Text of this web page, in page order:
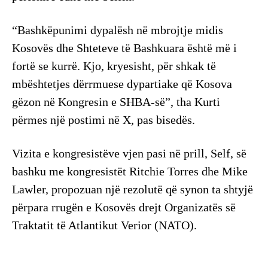
“Bashkëpunimi dypalësh në mbrojtje midis
Kosovës dhe Shteteve të Bashkuara është më i
fortë se kurrë. Kjo, kryesisht, për shkak të
mbështetjes dërrmuese dypartiake që Kosova
gëzon në Kongresin e SHBA-së”, tha Kurti
përmes një postimi në X, pas bisedës.
Vizita e kongresistëve vjen pasi në prill, Self, së
bashku me kongresistët Ritchie Torres dhe Mike
Lawler, propozuan një rezolutë që synon ta shtyjë
përpara rrugën e Kosovës drejt Organizatës së
Traktatit të Atlantikut Verior (NATO).